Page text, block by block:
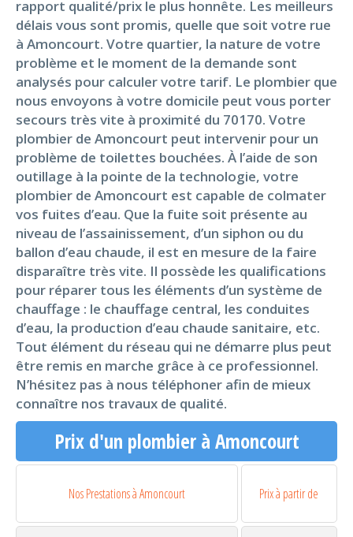
rapport qualité/prix le plus honnête. Les meilleurs
délais vous sont promis, quelle que soit votre rue
à Amoncourt. Votre quartier, la nature de votre
problème et le moment de la demande sont
analysés pour calculer votre tarif. Le plombier que
nous envoyons à votre domicile peut vous porter
secours très vite à proximité du 70170. Votre
plombier de Amoncourt peut intervenir pour un
problème de toilettes bouchées. À l’aide de son
outillage à la pointe de la technologie, votre
plombier de Amoncourt est capable de colmater
vos fuites d’eau. Que la fuite soit présente au
niveau de l’assainissement, d’un siphon ou du
ballon d’eau chaude, il est en mesure de la faire
disparaître très vite. Il possède les qualifications
pour réparer tous les éléments d’un système de
chauffage : le chauffage central, les conduites
d’eau, la production d’eau chaude sanitaire, etc.
Tout élément du réseau qui ne démarre plus peut
être remis en marche grâce à ce professionnel.
N’hésitez pas à nous téléphoner afin de mieux
connaître nos travaux de qualité.
Prix d'un plombier à Amoncourt
Nos Prestations à Amoncourt Prix à partir de